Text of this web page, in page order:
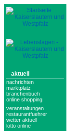
aktuell
nachrichten
marktplatz
branchenbuch
online shopping
veranstaltungen
restaurantfuehrer
wetter aktuell
lotto online